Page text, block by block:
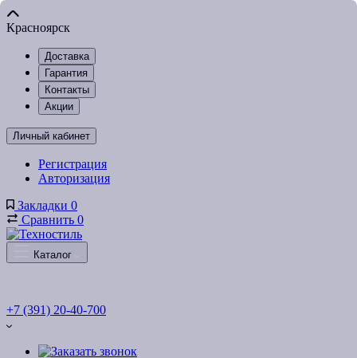
Красноярск
Доставка
Гарантия
Контакты
Акции
Личный кабинет
Регистрация
Авторизация
Закладки 0
Сравнить 0
Каталог
+7 (391) 20-40-700